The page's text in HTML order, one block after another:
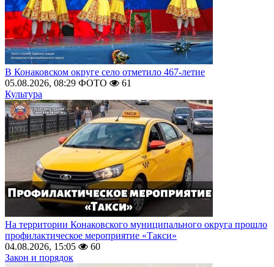
В Конаковском округе село отметило 467-летие
05.08.2026, 08:29 ФОТО
61
Культура
На территории Конаковского муниципального округа прошло
профилактическое мероприятие «Такси»
04.08.2026, 15:05
60
Закон и порядок